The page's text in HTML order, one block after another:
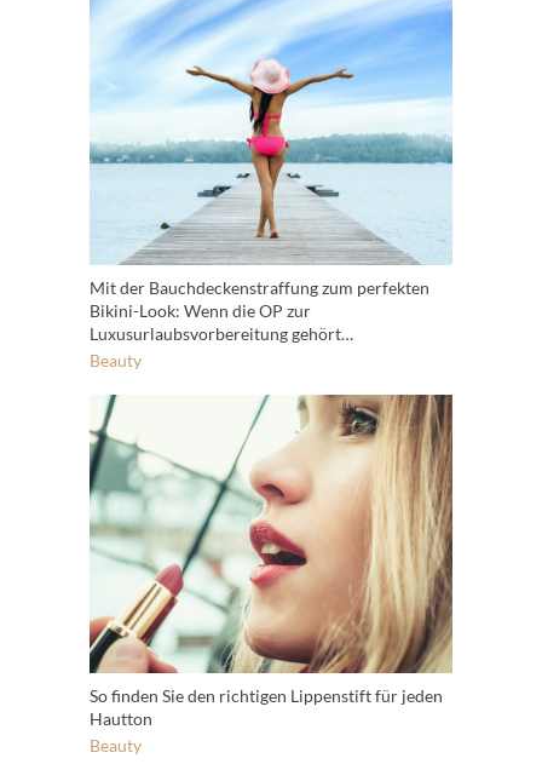
Mit der Bauchdeckenstraffung zum perfekten
Bikini-Look: Wenn die OP zur
Luxusurlaubsvorbereitung gehört…
Beauty
So finden Sie den richtigen Lippenstift für jeden
Hautton
Beauty